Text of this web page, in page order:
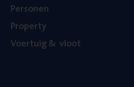
Per­so­nen
Pro­per­ty
Voer­tuig& vloot